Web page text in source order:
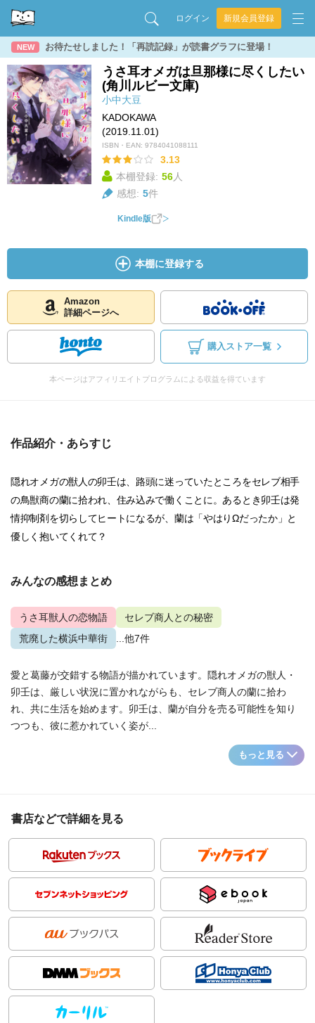
ログイン 新規会員登録
NEW お待たせしました！「再読記録」が読書グラフに登場！
うさ耳オメガは旦那様に尽くしたい
(角川ルビー文庫)
小中大豆
KADOKAWA
(2019.11.01)
ISBN・EAN: 9784041088111
3.13
本棚登録: 56人
感想: 5件
Kindle版
本棚に登録する
Amazon
詳細ページへ
購入ストア一覧
本ページはアフィリエイトプログラムによる収益を得ています
作品紹介・あらすじ
隠れオメガの獣人の卯壬は、路頭に迷っていたところをセレブ相手
の鳥獣商の蘭に拾われ、住み込みで働くことに。あるとき卯壬は発
情抑制剤を切らしてヒートになるが、蘭は「やはりΩだったか」と
優しく抱いてくれて？
みんなの感想まとめ
うさ耳獣人の恋物語
セレブ商人との秘密
荒廃した横浜中華街
...他7件
愛と葛藤が交錯する物語が描かれています。隠れオメガの獣人・
卯壬は、厳しい状況に置かれながらも、セレブ商人の蘭に拾わ
れ、共に生活を始めます。卯壬は、蘭が自分を売る可能性を知り
つつも、彼に惹かれていく姿が...
もっと見る
書店などで詳細を見る